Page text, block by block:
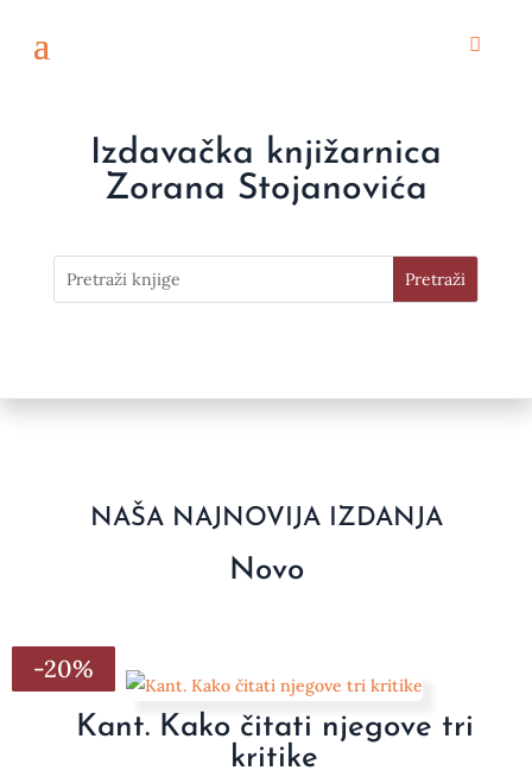
Izdavačka knjižarnica
Zorana Stojanovića
NAŠA NAJNOVIJA IZDANJA
Novo
-20%
Kant. Kako čitati njegove tri
kritike
-20%
-20%
-20%
-20%
-20%
-20%